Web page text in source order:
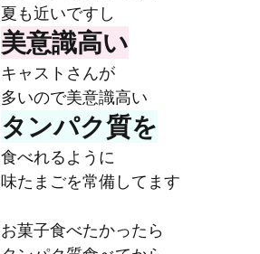
夏も近いですし
美意識高い
キャストさんが
多いので美意識高い
タンパク質を
食べれるように
味たまごを常備してます
お菓子食べたかったら